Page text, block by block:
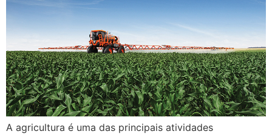
A agricultura é uma das principais atividades